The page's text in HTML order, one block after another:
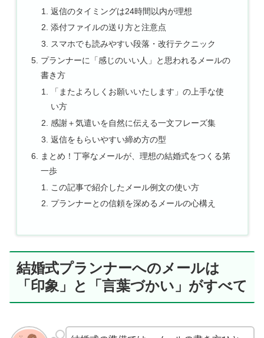
返信のタイミングは24時間以内が理想
添付ファイルの送り方と注意点
スマホでも読みやすい段落・改行テクニック
プランナーに「感じのいい人」と思われるメールの
書き方
「またよろしくお願いいたします」の上手な使
い方
感謝＋気遣いを自然に伝える一文フレーズ集
返信をもらいやすい締め方の型
まとめ！丁寧なメールが、理想の結婚式をつくる第
一歩
この記事で紹介したメール例文の使い方
プランナーとの信頼を深めるメールの心構え
結婚式プランナーへのメールは
「印象」と「言葉づかい」がすべて